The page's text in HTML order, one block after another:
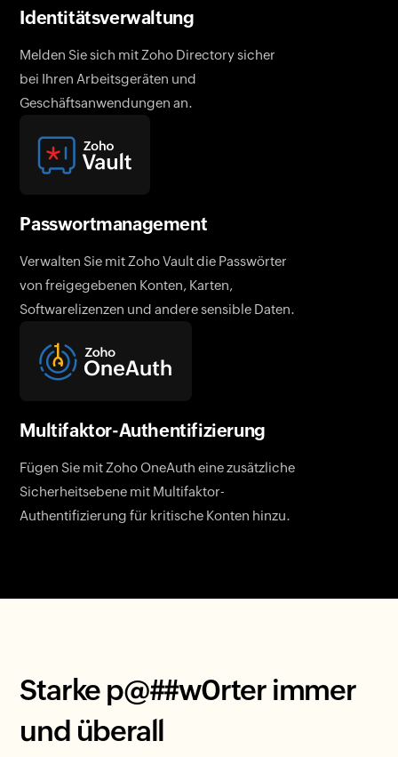
Identitätsverwaltung
Melden Sie sich mit Zoho Directory sicher
bei Ihren Arbeitsgeräten und
Geschäftsanwendungen an.
Passwortmanagement
Verwalten Sie mit Zoho Vault die Passwörter
von freigegebenen Konten, Karten,
Softwarelizenzen und andere sensible Daten.
Multifaktor-Authentifizierung
Fügen Sie mit Zoho OneAuth eine zusätzliche
Sicherheitsebene mit Multifaktor-
Authentifizierung für kritische Konten hinzu.
Starke p@##w0rter immer
und überall